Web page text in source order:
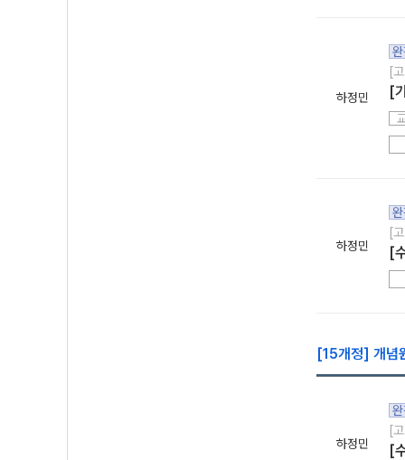
하정민
[
[
하정민
[
[
[15개정] 개념
하정민
[
[